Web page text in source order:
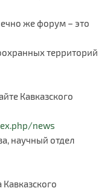
же форум – это
территорий
Кавказского
news
научный отдел